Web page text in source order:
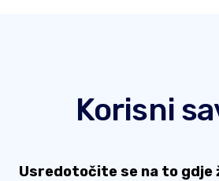
Korisni
Usredotočite se na to gdje